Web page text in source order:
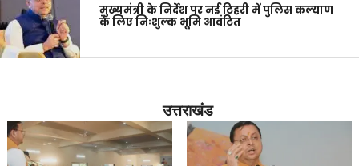
मुख्यमंत्री के निर्देश पर नई टिहरी में पुलिस कल्याण
के लिए निःशुल्क भूमि आवंटित
उत्तराखंड